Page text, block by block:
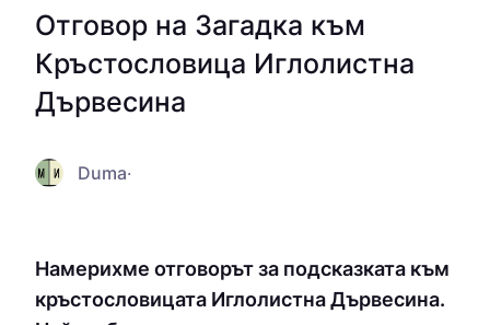
Отговор на Загадка към
Кръстословица Иглолистна
Дървесина
Duma·
Намерихме отговорът за подсказката към
кръстословицата Иглолистна Дървесина.